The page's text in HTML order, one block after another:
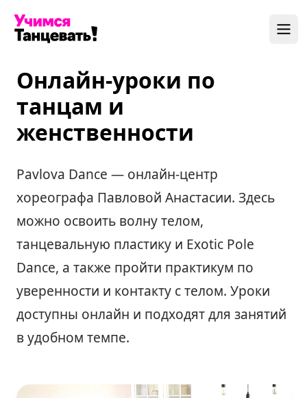
Онлайн-уроки по
танцам и
женственности
Pavlova Dance — онлайн-центр
хореографа Павловой Анастасии. Здесь
можно освоить волну телом,
танцевальную пластику и Exotic Pole
Dance, а также пройти практикум по
уверенности и контакту с телом. Уроки
доступны онлайн и подходят для занятий
в удобном темпе.